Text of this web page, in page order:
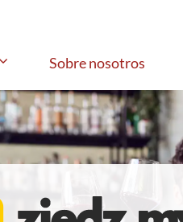
Sobre nosotros